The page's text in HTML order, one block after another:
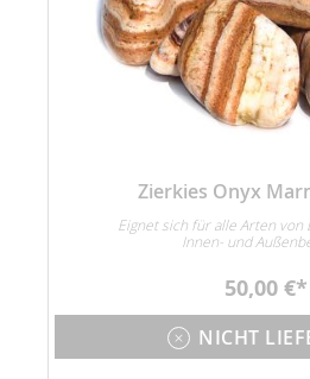
Zierkies Onyx
Eignet sich für alle Arten von
Innen- und
50,00 €
NICHT